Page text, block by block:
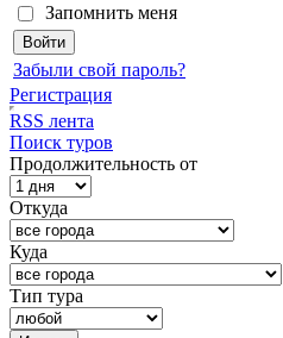
Запомнить меня
Забыли свой пароль?
Регистрация
RSS лента
Поиск туров
Продолжительность от
Откуда
Куда
Тип тура